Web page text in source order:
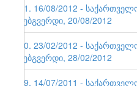
51. 16/08/2012 -
ვებგვერდი, 20/08/2012
50. 23/02/2012 -
ვებგვერდი, 28/02/2012
49. 14/07/2011 -